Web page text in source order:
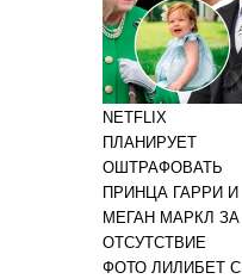
NETFLIX
ПЛАНИРУЕТ
ОШТРАФОВАТЬ
ПРИНЦА ГАРРИ И
МЕГАН МАРКЛ ЗА
ОТСУТСТВИЕ
ФОТО ЛИЛИБЕТ С